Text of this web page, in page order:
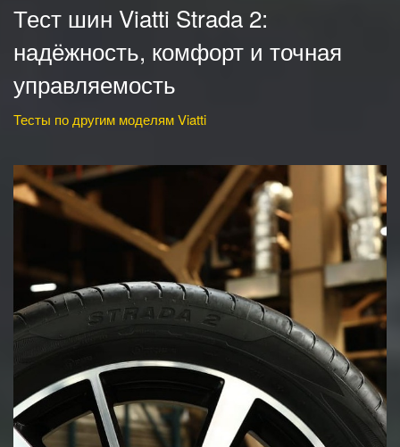
Тест шин Viatti Strada 2:
надёжность, комфорт и точная
управляемость
Тесты по другим моделям Viatti